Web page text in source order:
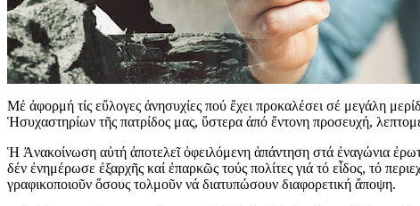
Μέ ἀφορμή τίς εὔλογες ἀνησυχίες πού ἔχει προκαλέσει σέ μεγάλη
Ἡσυχαστηρίων τῆς πατρίδος μας, ὕστερα ἀπό ἔντονη προσευχή,
Ἡ Ἀνακοίνωση αὐτή ἀποτελεῖ ὀφειλόμενη ἀπάντηση στά ἐναγώνια
δέν ἐνημέρωσε ἐξαρχῆς καί ἐπαρκῶς τούς πολίτες γιά τό εἶδος, τό
γραφικοποιοῦν ὅσους τολμοῦν νά διατυπώσουν διαφορετική ἄποψη.